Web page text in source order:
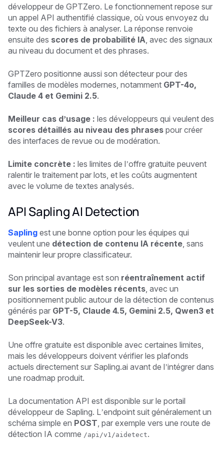
développeur de GPTZero. Le fonctionnement repose sur
un appel API authentifié classique, où vous envoyez du
texte ou des fichiers à analyser. La réponse renvoie
ensuite des scores de probabilité IA , avec des signaux
au niveau du document et des phrases.
GPTZero positionne aussi son détecteur pour des
familles de modèles modernes, notamment GPT-4o,
Claude 4 et Gemini 2.5.
Meilleur cas d’usage : les développeurs qui veulent des
scores détaillés au niveau des phrases pour créer
des interfaces de revue ou de modération.
Limite concrète : les limites de l’offre gratuite peuvent
ralentir le traitement par lots, et les coûts augmentent
avec le volume de textes analysés.
API Sapling AI Detection
Sapling est une bonne option pour les équipes qui
veulent une détection de contenu IA récente , sans
maintenir leur propre classificateur.
Son principal avantage est son réentraînement actif
sur les sorties de modèles récents , avec un
positionnement public autour de la détection de contenus
générés par GPT-5, Claude 4.5, Gemini 2.5, Qwen3 et
DeepSeek-V3.
Une offre gratuite est disponible avec certaines limites,
mais les développeurs doivent vérifier les plafonds
actuels directement sur Sapling.ai avant de l’intégrer dans
une roadmap produit.
La documentation API est disponible sur le portail
développeur de Sapling. L’endpoint suit généralement un
schéma simple en POST , par exemple vers une route de
détection IA comme /api/v1/aidetect.